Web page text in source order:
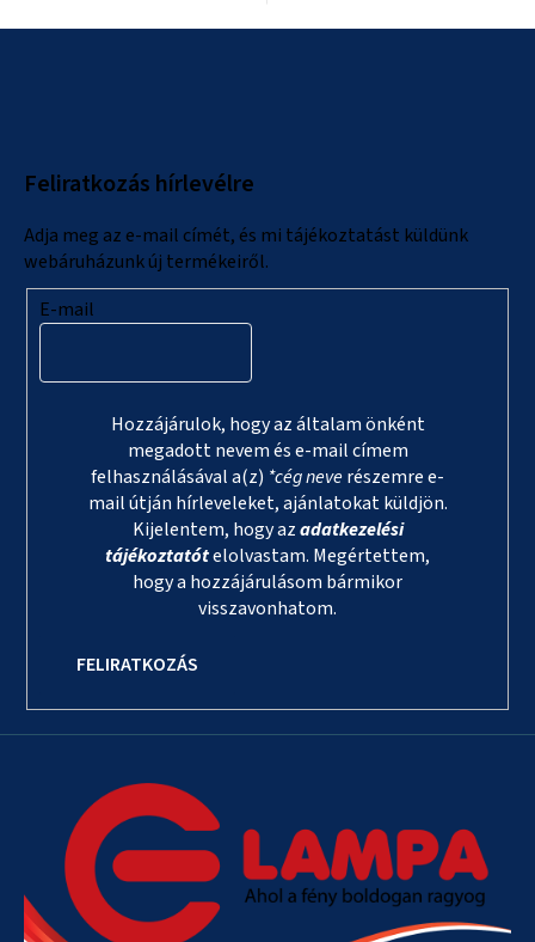
Feliratkozás hírlevélre
Adja meg az e-mail címét, és mi tájékoztatást küldünk
webáruházunk új termékeiről.
E-mail
Hozzájárulok, hogy az általam önként
megadott nevem és e-mail címem
felhasználásával a(z) *cég neverészemre e-
mail útján hírleveleket, ajánlatokat küldjön.
Kijelentem, hogy azadatkezelési
tájékoztatótelolvastam. Megértettem,
hogy a hozzájárulásom bármikor
visszavonhatom.
FELIRATKOZÁS